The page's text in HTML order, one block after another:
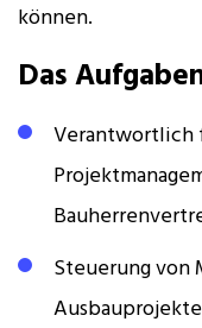
können.
Das
Verantwortlich
Steuerung von